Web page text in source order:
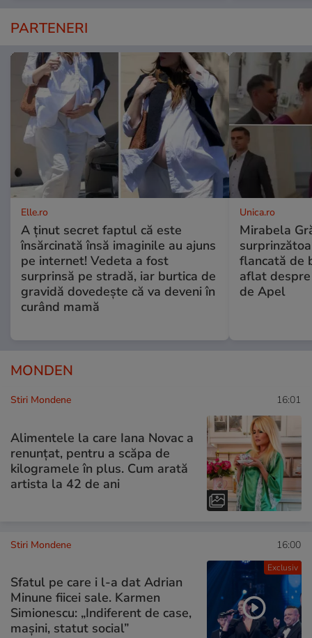
PARTENERI
Elle.ro
A ținut secret faptul că este
însărcinată însă imaginile au ajuns
pe internet! Vedeta a fost
surprinsă pe stradă, iar burtica de
gravidă dovedește că va deveni în
curând mamă
Unica.ro
Mirabela
flancată de
aflat
de Apel
MONDEN
Stiri Mondene 16:01
Alimentele la care Iana Novac a
renunțat, pentru a scăpa de
kilogramele în plus. Cum arată
artista la 42 de ani
Exclusiv
Stiri Mondene 16:00
Sfatul pe care i l-a dat Adrian
Minune fiicei sale. Karmen
Simionescu: „Indiferent de case,
mașini, statut social”